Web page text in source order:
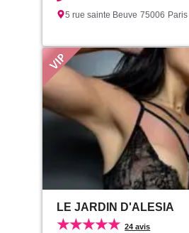
5 rue sainte Beuve 75006 Paris
LE JARDIN D'ALESIA
★★★★★24 avis